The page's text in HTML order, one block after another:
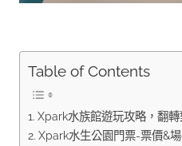
Table of Contents
Xpark水族館遊玩攻略，翻轉
Xpark水生公園門票-票價&